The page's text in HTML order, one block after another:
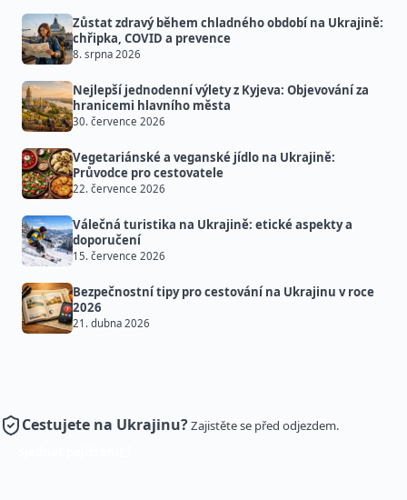
Zůstat zdravý během chladného období na Ukrajině:
chřipka, COVID a prevence
8. srpna 2026
Nejlepší jednodenní výlety z Kyjeva: Objevování za
hranicemi hlavního města
30. července 2026
Vegetariánské a veganské jídlo na Ukrajině:
Průvodce pro cestovatele
22. července 2026
Válečná turistika na Ukrajině: etické aspekty a
doporučení
15. července 2026
Bezpečnostní tipy pro cestování na Ukrajinu v roce
2026
21. dubna 2026
Cestujete na Ukrajinu?Zajistěte se před odjezdem.